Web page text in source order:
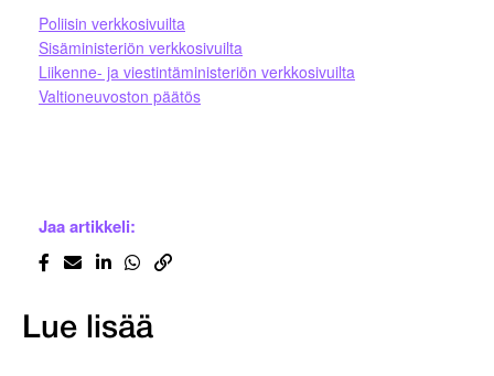
Poliisin verkkosivuilta
Sisäministeriön verkkosivuilta
Liikenne- ja viestintäministeriön verkkosivuilta
Valtioneuvoston päätös
Jaa artikkeli:
Lue lisää